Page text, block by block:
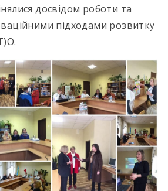
досвідом роботи та
підходами розвитку